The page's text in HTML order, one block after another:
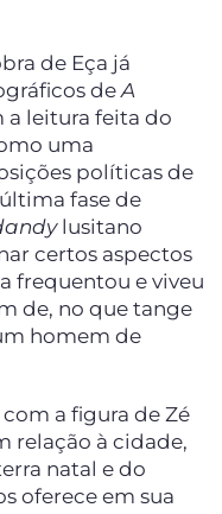
de Eça já
deA
a leitura feita do
uma
políticas de
fase de
lusitano
certos aspectos
frequentou e viveu
de, no que tange
homem de
a figura de Zé
relação à cidade,
natal e do
oferece em sua